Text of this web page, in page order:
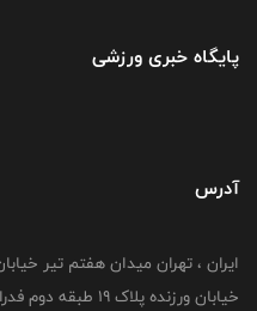
پایگاه خبری ورزشی
آدرس
ایران ، تهران میدان هفتم تیر
خیابان ورزنده پلاک ۱۹ طبقه دوم فدراسیون جودو